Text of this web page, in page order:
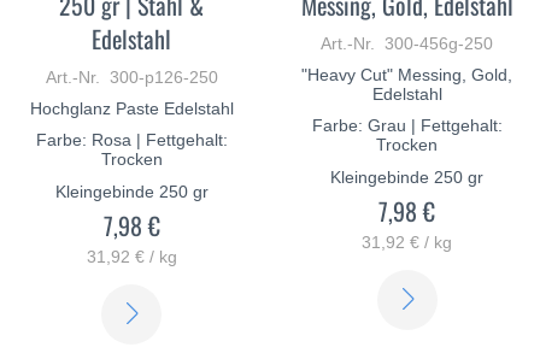
Edelstahl
Art.-Nr. 300-p126-250
Hochglanz Paste Edelstahl
Farbe: Rosa | Fettgehalt:
Trocken
Kleingebinde 250 gr
7,98 €
31,92 € / kg
Art.-Nr. 300-456g-250
"Heavy Cut" Messing, Gold,
Edelstahl
Farbe: Grau | Fettgehalt:
Trocken
Kleingebinde 250 gr
7,98 €
31,92 € / kg